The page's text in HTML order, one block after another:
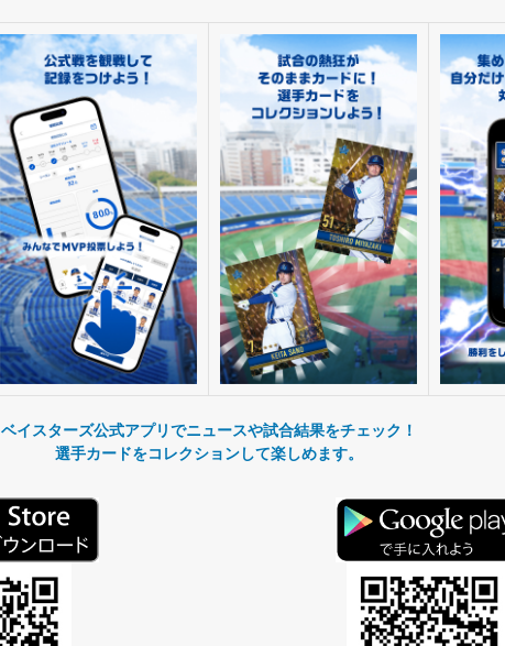
ベイスターズ公式アプリでニュースや試合結果をチェック！
選手カードをコレクションして楽しめます。